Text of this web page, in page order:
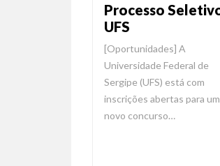
Processo
UFS
[Oportunidades] A
Universidade Federal de
Sergipe (UFS) está com
inscrições abertas para um
novo concurso…